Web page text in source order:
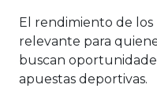
El rendimiento de los
relevante para
buscan
apuestas deportivas.